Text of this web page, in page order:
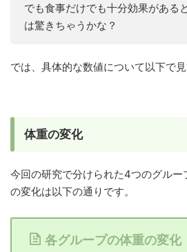
でも食事だけでも十分効果がある
は驚きちゃうかな？
では、具体的な数値について以下で見
体重の変化
今回の研究で分けられた4つのグルー
の変化は以下の通りです。
各グループの体重の変化